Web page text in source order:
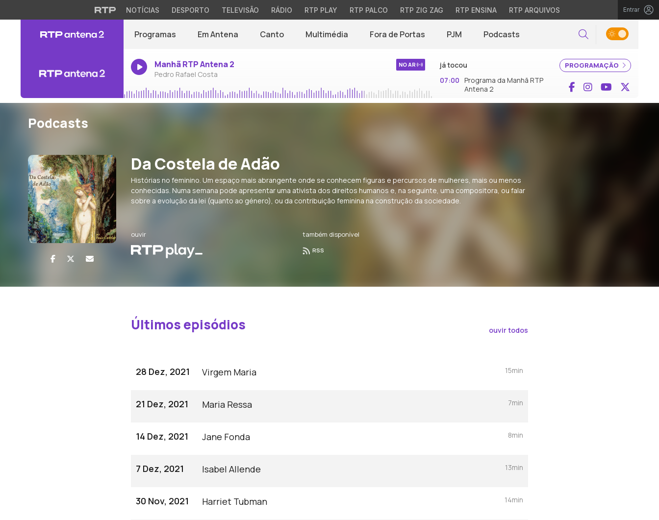
NOTÍCIAS DESPORTO TELEVISÃO RÁDIO RTP PLAY RTP PALCO RTP ZIG ZAG RTP ENSINA RTP ARQUIVOS Entrar
Programas Em Antena Canto Multimédia Fora de Portas PJM Podcasts Pesquisar
Manhã RTP Antena 2
Pedro Rafael Costa
NO AR PROGRAMAÇÃO
já tocou
07:00 Programa da Manhã RTP
Antena 2
Facebook
InstagramYouTube
Podcasts
Da Costela de Adão
Histórias no feminino. Um espaço mais abrangente onde se conhecem figuras e percursos de mulheres, mais ou menos
conhecidas. Numa semana pode apresentar uma ativista dos direitos humanos e, na seguinte, uma compositora, ou falar
sobre a evolução da lei (quanto ao género), ou da contribuição feminina na construção da sociedade.
ouvir também disponível
RSS
Últimos episódios ouvir todos
28 Dez, 2021 Virgem Maria 15min
21 Dez, 2021 Maria Ressa 7min
14 Dez, 2021 Jane Fonda 8min
7 Dez, 2021 Isabel Allende 13min
30 Nov, 2021 Harriet Tubman 14min